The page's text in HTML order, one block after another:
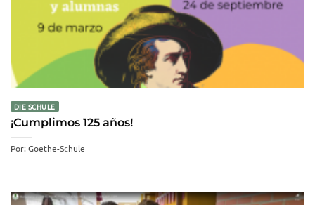
DIE SCHULE
¡Cumplimos 125 años!
Por: Goethe-Schule